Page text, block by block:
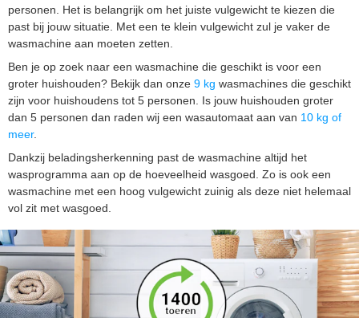
personen. Het is belangrijk om het juiste vulgewicht te kiezen die
past bij jouw situatie. Met een te klein vulgewicht zul je vaker de
wasmachine aan moeten zetten.
Ben je op zoek naar een wasmachine die geschikt is voor een
groter huishouden? Bekijk dan onze 9 kg wasmachines die geschikt
zijn voor huishoudens tot 5 personen. Is jouw huishouden groter
dan 5 personen dan raden wij een wasautomaat aan van 10 kg of
meer.
Dankzij beladingsherkenning past de wasmachine altijd het
wasprogramma aan op de hoeveelheid wasgoed. Zo is ook een
wasmachine met een hoog vulgewicht zuinig als deze niet helemaal
vol zit met wasgoed.